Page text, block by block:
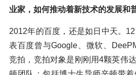
业家，如何推动着新技术的发展和
2012年的百度，还是如日中天。
表百度曾与Google、微软、
竞拍，竞拍对象是刚刚用4颗英伟